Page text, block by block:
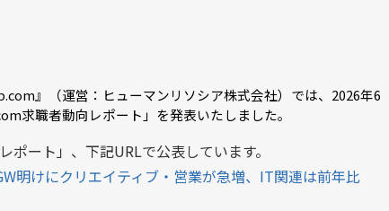
』（運営：ヒューマンリソシア株式会社）では、2026年6
求職者動向レポート」を発表いたしました。
ート」、下記URLで公表しています。
明けにクリエイティブ・営業が急増、IT関連は前年比